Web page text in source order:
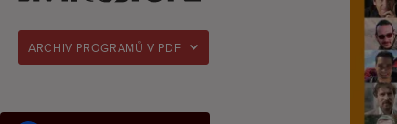
ARCHIV PROGRAMŮ V PDF